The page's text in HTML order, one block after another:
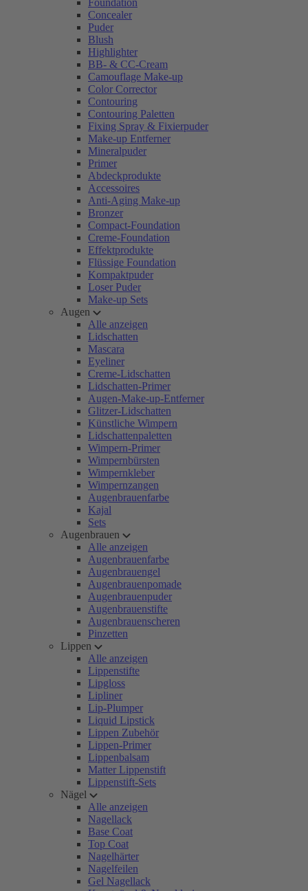
Foundation
Concealer
Puder
Blush
Highlighter
BB- & CC-Cream
Camouflage Make-up
Color Corrector
Contouring
Contouring Paletten
Fixing Spray & Fixierpuder
Make-up Entferner
Mineralpuder
Primer
Abdeckprodukte
Accessoires
Anti-Aging Make-up
Bronzer
Compact-Foundation
Creme-Foundation
Effektprodukte
Flüssige Foundation
Kompaktpuder
Loser Puder
Make-up Sets
Augen
Alle anzeigen
Lidschatten
Mascara
Eyeliner
Creme-Lidschatten
Lidschatten-Primer
Augen-Make-up-Entferner
Glitzer-Lidschatten
Künstliche Wimpern
Lidschattenpaletten
Wimpern-Primer
Wimpernbürsten
Wimpernkleber
Wimpernzangen
Augenbrauenfarbe
Kajal
Sets
Augenbrauen
Alle anzeigen
Augenbrauenfarbe
Augenbrauengel
Augenbrauenpomade
Augenbrauenpuder
Augenbrauenstifte
Augenbrauenscheren
Pinzetten
Lippen
Alle anzeigen
Lippenstifte
Lipgloss
Lipliner
Lip-Plumper
Liquid Lipstick
Lippen Zubehör
Lippen-Primer
Lippenbalsam
Matter Lippenstift
Lippenstift-Sets
Nägel
Alle anzeigen
Nagellack
Base Coat
Top Coat
Nagelhärter
Nagelfeilen
Gel Nagellack